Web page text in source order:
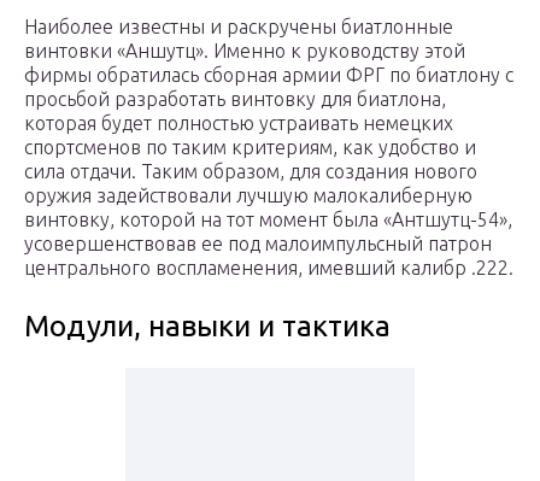
Наиболее известны и раскручены биатлонные
винтовки «Аншутц». Именно к руководству этой
фирмы обратилась сборная армии ФРГ по биатлону с
просьбой разработать винтовку для биатлона,
которая будет полностью устраивать немецких
спортсменов по таким критериям, как удобство и
сила отдачи. Таким образом, для создания нового
оружия задействовали лучшую малокалиберную
винтовку, которой на тот момент была «Антшутц-54»,
усовершенствовав ее под малоимпульсный патрон
центрального воспламенения, имевший калибр .222.
Модули, навыки и тактика